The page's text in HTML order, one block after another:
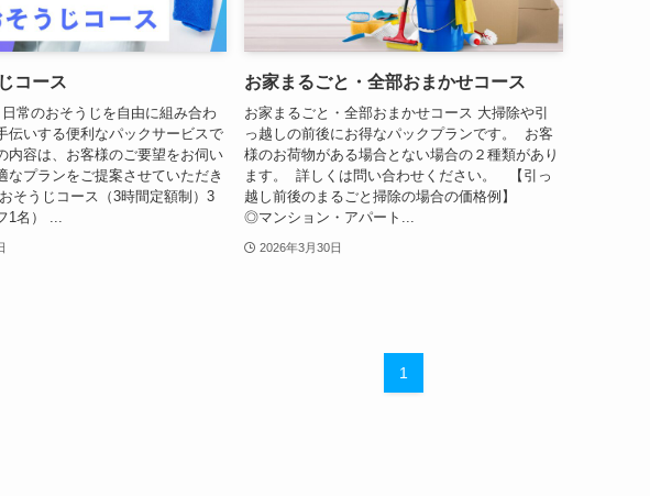
コース
常のおそうじを自由に組み合わ
伝いする便利なパックサービスで
内容は、お客様のご要望をお伺い
なプランをご提案させていただき
そうじコース（3時間定額制）3
1名） ...
お家まるごと・全部おまかせコース
お家まるごと・全部おまかせコース 大掃除や引
っ越しの前後にお得なパックプランです。 お客
様のお荷物がある場合とない場合の２種類があり
ます。 詳しくは問い合わせください。 【引っ
越し前後のまるごと掃除の場合の価格例】
◎マンション・アパート...
2026年3月30日
1